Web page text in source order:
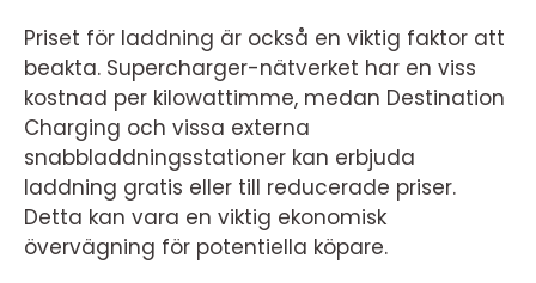
Priset för laddning är också en viktig faktor att
beakta. Supercharger-nätverket har en viss
kostnad per kilowattimme, medan Destination
Charging och vissa externa
snabbladdningsstationer kan erbjuda
laddning gratis eller till reducerade priser.
Detta kan vara en viktig ekonomisk
övervägning för potentiella köpare.